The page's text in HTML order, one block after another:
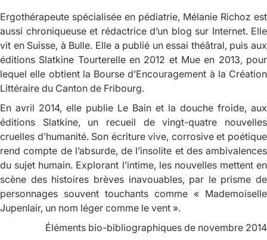
Ergothérapeute spécialisée en pédiatrie, Mélanie Richoz est
aussi chroniqueuse et rédactrice d’un blog sur Internet. Elle
vit en Suisse, à Bulle. Elle a publié un essai théâtral, puis aux
éditions Slatkine Tourterelleen 2012 et Mue en 2013, pour
lequel elle obtient la Bourse d’Encouragement à la Création
Littéraire du Canton de Fribourg.
En avril 2014, elle publie Le Bain et la douche froide, aux
éditions Slatkine, un recueil de vingt-quatre nouvelles
cruelles d’humanité. Son écriture vive, corrosive et poétique
rend compte de l’absurde, de l’insolite et des ambivalences
du sujet humain. Explorant l’intime, les nouvelles mettent en
scène des histoires brèves inavouables, par le prisme de
personnages souvent touchants comme « Mademoiselle
Jupenlair, un nom léger comme le vent ».
Éléments bio-bibliographiques de novembre 2014